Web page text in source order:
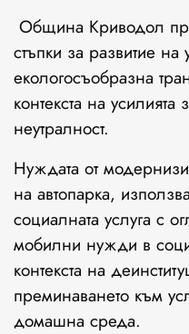
Община Криводол
стъпки за развитие на
екологосъобразна
контекста на
неутралност.
Нуждата от
на автопарка,
социалната услуга с
мобилни нужди в
контекста на
преминаването към
домашна среда.